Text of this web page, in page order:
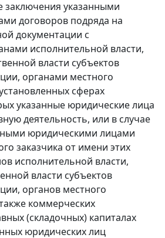
заключения указанными
договоров подряда на
документации с
исполнительной власти,
власти субъектов
органами местного
сферах
указанные юридические лица
деятельность, или в случае
юридическими лицами
заказчика от имени этих
исполнительной власти,
власти субъектов
органов местного
коммерческих
(складочных) капиталах
юридических лиц